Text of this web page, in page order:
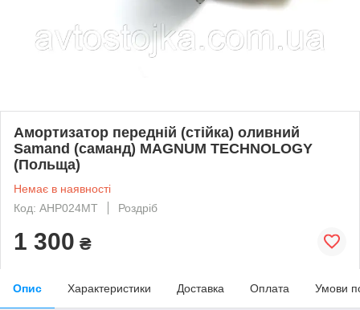
Амортизатор передній (стійка) оливний
Samand (саманд) MAGNUM TECHNOLOGY
(Польща)
Немає в наявності
Код: AHP024MT
Роздріб
1 300 ₴
Опис Характеристики Доставка Оплата Умови